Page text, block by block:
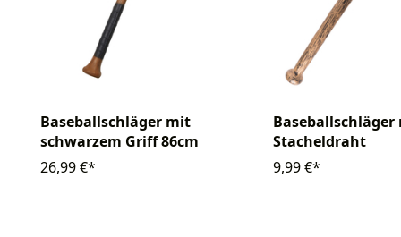
Baseballschläger mit
schwarzem Griff 86cm
26,99 €*
Baseballschläger
Stacheldraht
9,99 €*